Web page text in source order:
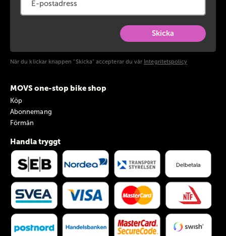
Skicka
När du klickar knappen "Skicka" accepterar du vår Integritetspolicy
MOVS one-stop bike shop
Köp
Abonnemang
Förmån
Handla tryggt